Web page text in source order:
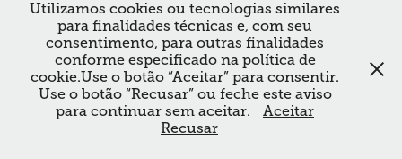
Utilizamos cookies ou tecnologias similares
para finalidades técnicas e, com seu
consentimento, para outras finalidades
conforme especificado na política de
cookie.Use o botão “Aceitar” para consentir.
Use o botão “Recusar” ou feche este aviso
para continuar sem aceitar.
Aceitar
Recusar